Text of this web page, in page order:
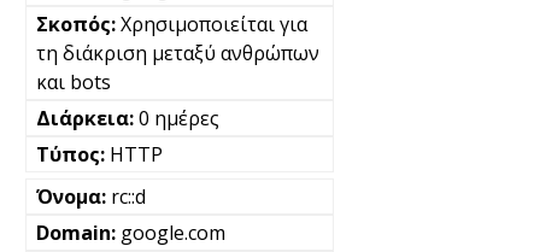
Χρησιμοποιείται για
τη διάκριση μεταξύ ανθρώπων
και bots
0 ημέρες
HTTP
rc::d
google.com